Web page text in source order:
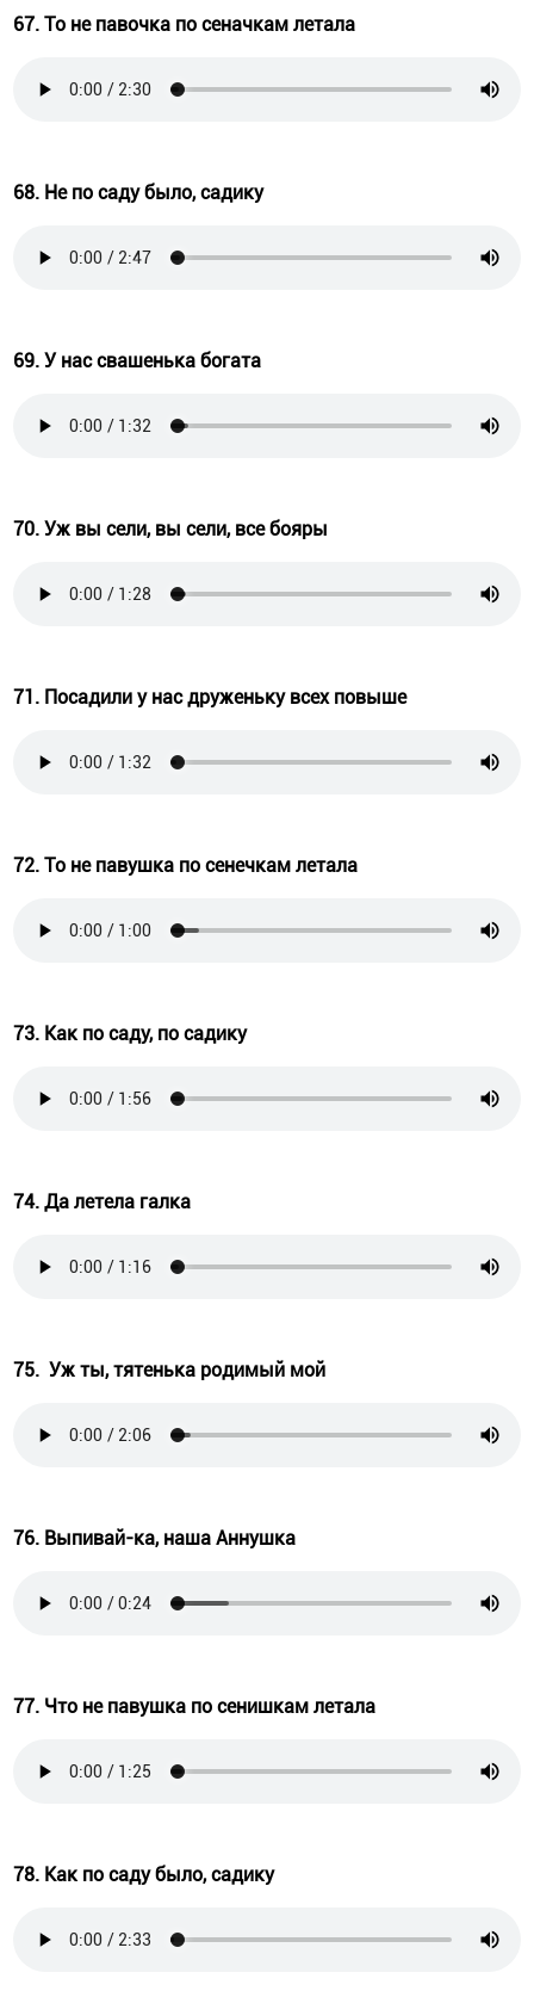
67. То не павочка по сеначкам летала
68. Не по саду было, садику
69. У нас свашенька богата
70. Уж вы сели, вы сели, все бояры
71. Посадили у нас друженьку всех повыше
72. То не павушка по сенечкам летала
73. Как по саду, по садику
74. Да летела галка
75. Уж ты, тятенька родимый мой
76. Выпивай-ка, наша Аннушка
77. Что не павушка по сенишкам летала
78. Как по саду было, садику